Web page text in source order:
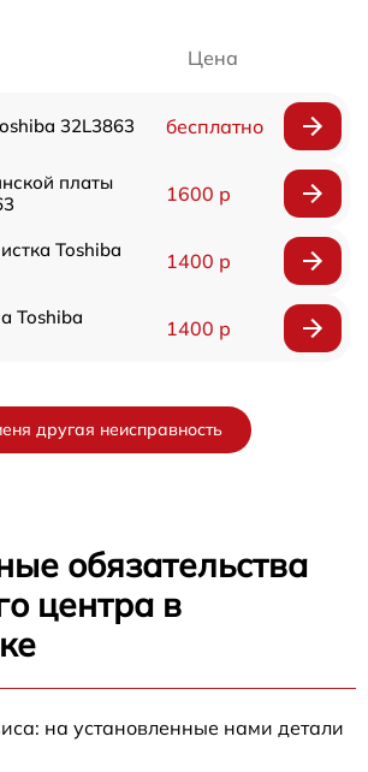
Цена
32L3863 бесплатно
платы
1600 р
Toshiba
1400 р
Toshiba
1400 р
другая неисправность
обязательства
центра в
на установленные нами детали